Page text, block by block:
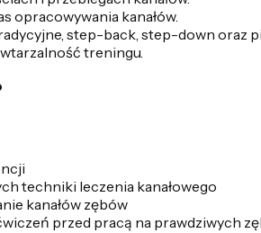
opracowywania kanałów.
step-back, step-down oraz
treningu.
techniki leczenia kanałowego
kanałów zębów
przed pracą na prawdziwych